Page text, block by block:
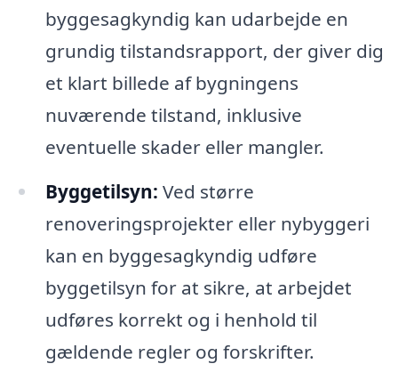
byggesagkyndig kan udarbejde en
grundig tilstandsrapport, der giver dig
et klart billede af bygningens
nuværende tilstand, inklusive
eventuelle skader eller mangler.
Byggetilsyn: Ved større
renoveringsprojekter eller nybyggeri
kan en byggesagkyndig udføre
byggetilsyn for at sikre, at arbejdet
udføres korrekt og i henhold til
gældende regler og forskrifter.